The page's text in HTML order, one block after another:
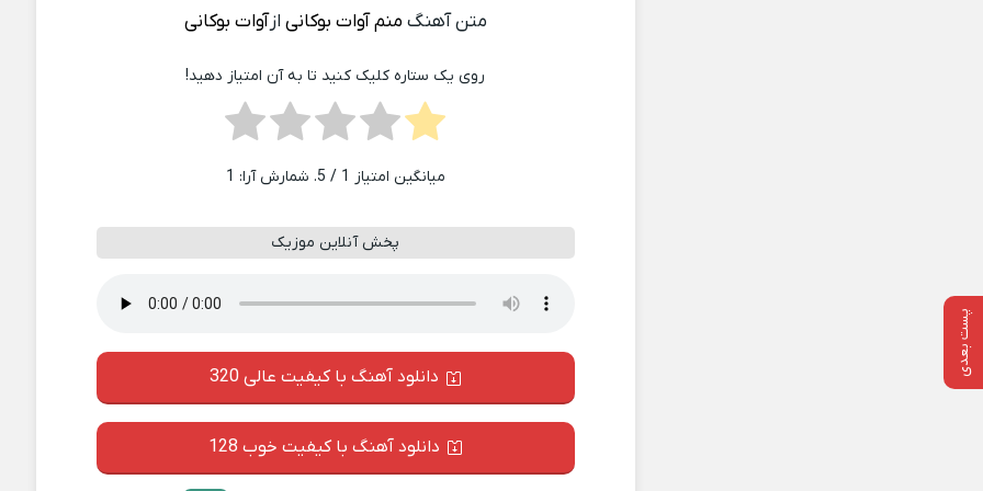
پست بعدی
متن آهنگ منم آوات بوکانی ازآوات بوکانی
روی یک ستاره کلیک کنید تا به آن امتیاز دهید!
میانگین امتیاز 1 / 5. شمارش آرا: 1
پخش آنلاین موزیک
دانلود آهنگ با کیفیت عالی 320
دانلود آهنگ با کیفیت خوب 128